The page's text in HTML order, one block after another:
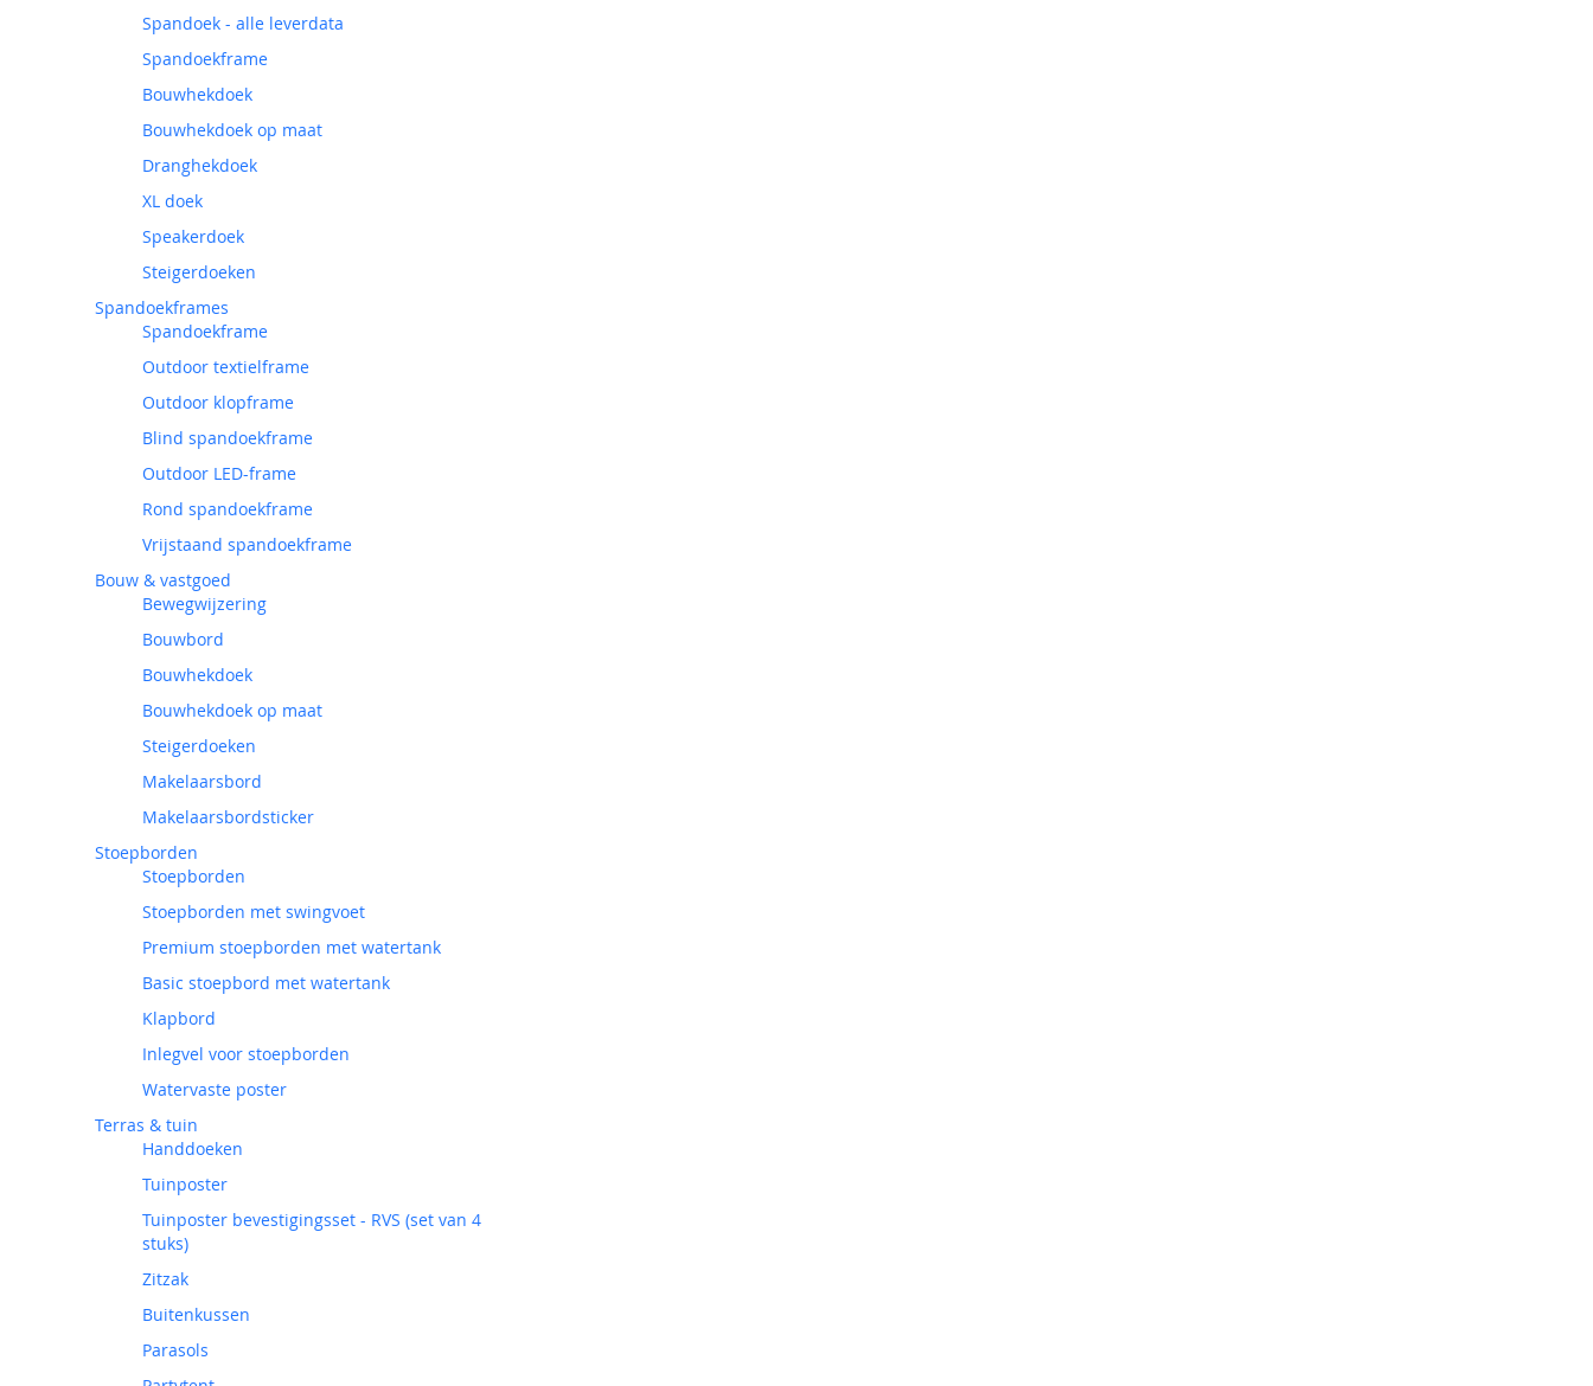
Spandoek - alle leverdata
Spandoekframe
Bouwhekdoek
Bouwhekdoek op maat
Dranghekdoek
XL doek
Speakerdoek
Steigerdoeken
Spandoekframes
Spandoekframe
Outdoor textielframe
Outdoor klopframe
Blind spandoekframe
Outdoor LED-frame
Rond spandoekframe
Vrijstaand spandoekframe
Bouw & vastgoed
Bewegwijzering
Bouwbord
Bouwhekdoek
Bouwhekdoek op maat
Steigerdoeken
Makelaarsbord
Makelaarsbordsticker
Stoepborden
Stoepborden
Stoepborden met swingvoet
Premium stoepborden met watertank
Basic stoepbord met watertank
Klapbord
Inlegvel voor stoepborden
Watervaste poster
Terras & tuin
Handdoeken
Tuinposter
Tuinposter bevestigingsset - RVS (set van 4
stuks)
Zitzak
Buitenkussen
Parasols